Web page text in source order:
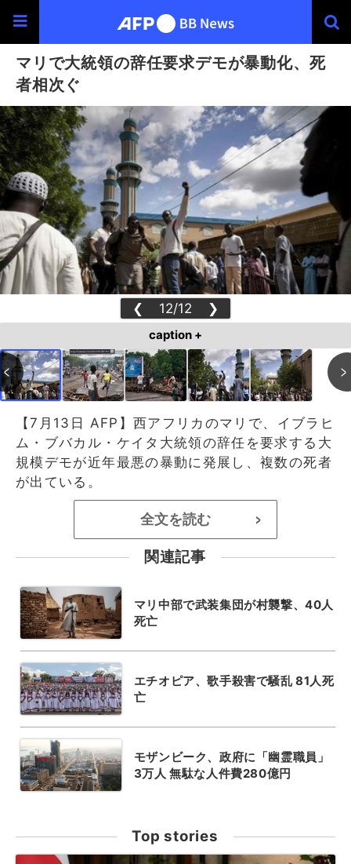
マリで大統領の辞任要求デモが暴動化、死
者相次ぐ
❮ 12/12 ❯
caption +
【7月13日 AFP】西アフリカのマリで、イブラヒ
ム・ブバカル・ケイタ大統領の辞任を要求する大
規模デモが近年最悪の暴動に発展し、複数の死者
が出ている。
全文を読む >
関連記事
マリ中部で武装集団が村襲撃、40人
死亡
エチオピア、歌手殺害で騒乱 81人死
亡
モザンビーク、政府に「幽霊職員」
3万人 無駄な人件費280億円
Top stories